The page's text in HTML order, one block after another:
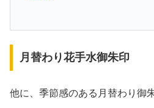
月替わり花手水御朱印
他に、季節感のある月替わり御